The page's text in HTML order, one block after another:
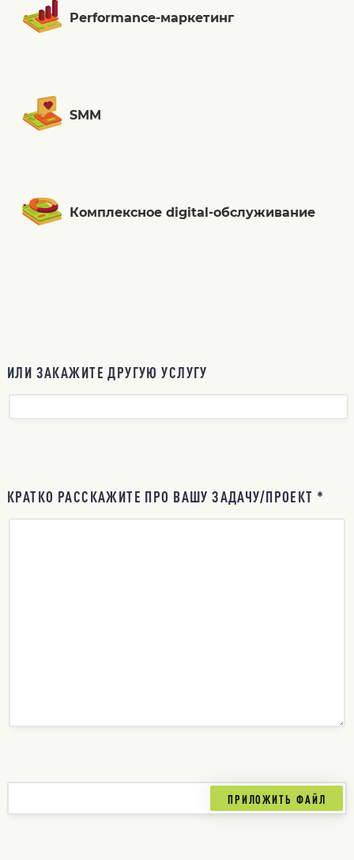
Performance-маркетинг
SMM
Комплексное digital-обслуживание
ИЛИ ЗАКАЖИТЕ ДРУГУЮ УСЛУГУ
КРАТКО РАССКАЖИТЕ ПРО ВАШУ ЗАДАЧУ/ПРОЕКТ *